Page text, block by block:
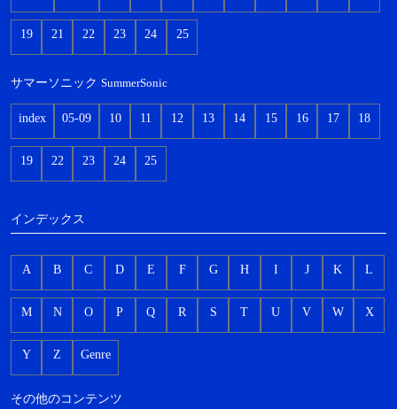
19 21 22 23 24 25
サマーソニック SummerSonic
index 05-09 10 11 12 13 14 15 16 17 18
19 22 23 24 25
インデックス
A B C D E F G H I J K L
M N O P Q R S T U V W X
Y Z Genre
その他のコンテンツ